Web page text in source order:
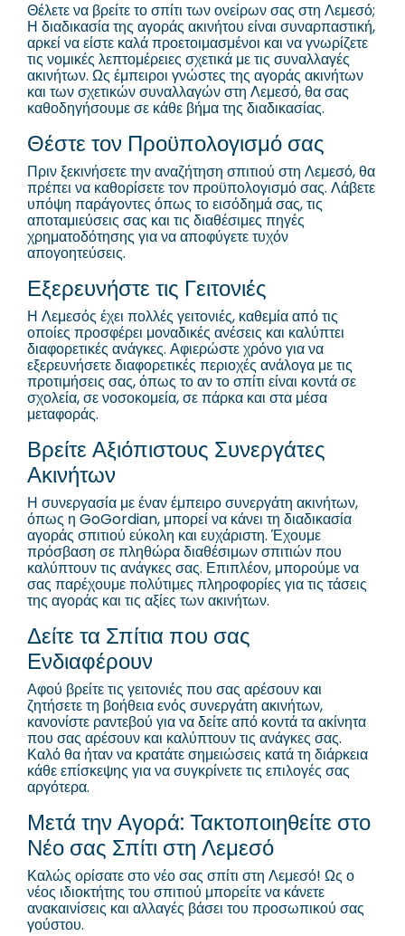
Θέλετε να βρείτε το σπίτι των ονείρων σας στη Λεμεσό;
Η διαδικασία της αγοράς ακινήτου είναι συναρπαστική,
αρκεί να είστε καλά προετοιμασμένοι και να γνωρίζετε
τις νομικές λεπτομέρειες σχετικά με τις συναλλαγές
ακινήτων. Ως έμπειροι γνώστες της αγοράς ακινήτων
και των σχετικών συναλλαγών στη Λεμεσό, θα σας
καθοδηγήσουμε σε κάθε βήμα της διαδικασίας.
Θέστε τον Προϋπολογισμό σας
Πριν ξεκινήσετε την αναζήτηση σπιτιού στη Λεμεσό, θα
πρέπει να καθορίσετε τον προϋπολογισμό σας. Λάβετε
υπόψη παράγοντες όπως το εισόδημά σας, τις
αποταμιεύσεις σας και τις διαθέσιμες πηγές
χρηματοδότησης για να αποφύγετε τυχόν
απογοητεύσεις.
Εξερευνήστε τις Γειτονιές
Η Λεμεσός έχει πολλές γειτονιές, καθεμία από τις
οποίες προσφέρει μοναδικές ανέσεις και καλύπτει
διαφορετικές ανάγκες. Αφιερώστε χρόνο για να
εξερευνήσετε διαφορετικές περιοχές ανάλογα με τις
προτιμήσεις σας, όπως το αν το σπίτι είναι κοντά σε
σχολεία, σε νοσοκομεία, σε πάρκα και στα μέσα
μεταφοράς.
Βρείτε Αξιόπιστους Συνεργάτες
Ακινήτων
Η συνεργασία με έναν έμπειρο συνεργάτη ακινήτων,
όπως η GoGordian, μπορεί να κάνει τη διαδικασία
αγοράς σπιτιού εύκολη και ευχάριστη. Έχουμε
πρόσβαση σε πληθώρα διαθέσιμων σπιτιών που
καλύπτουν τις ανάγκες σας. Επιπλέον, μπορούμε να
σας παρέχουμε πολύτιμες πληροφορίες για τις τάσεις
της αγοράς και τις αξίες των ακινήτων.
Δείτε τα Σπίτια που σας
Ενδιαφέρουν
Αφού βρείτε τις γειτονιές που σας αρέσουν και
ζητήσετε τη βοήθεια ενός συνεργάτη ακινήτων,
κανονίστε ραντεβού για να δείτε από κοντά τα ακίνητα
που σας αρέσουν και καλύπτουν τις ανάγκες σας.
Καλό θα ήταν να κρατάτε σημειώσεις κατά τη διάρκεια
κάθε επίσκεψης για να συγκρίνετε τις επιλογές σας
αργότερα.
Μετά την Αγορά: Τακτοποιηθείτε στο
Νέο σας Σπίτι στη Λεμεσό
Καλώς ορίσατε στο νέο σας σπίτι στη Λεμεσό! Ως ο
νέος ιδιοκτήτης του σπιτιού μπορείτε να κάνετε
ανακαινίσεις και αλλαγές βάσει του προσωπικού σας
γούστου.